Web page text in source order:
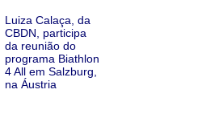
Luiza Calaça, da
CBDN, participa
da reunião do
programa Biathlon
4 All em Salzburg,
na Áustria